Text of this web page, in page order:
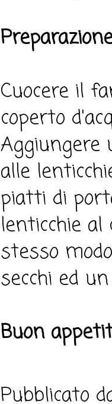
Cuocere il
coperto
Aggiungere
alle
piatti di
lenticchie al
stesso
secchi ed
Buon
Pubblicato